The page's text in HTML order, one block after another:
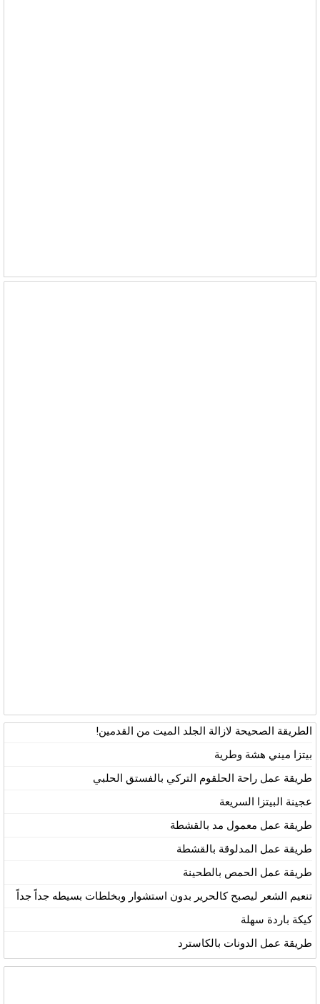
الطريقة الصحيحة لازالة الجلد الميت من القدمين!
بيتزا ميني هشة وطرية
طريقة عمل راحة الحلقوم التركي بالفستق الحلبي
عجينة البيتزا السريعة
طريقة عمل معمول مد بالقشطة
طريقة عمل المدلوقة بالقشطة
طريقة عمل الحمص بالطحينة
تنعيم الشعر ليصبح كالحرير بدون استشوار وبخلطات بسيطه جداً جداً
كيكة باردة سهلة
طريقة عمل الدونات بالكاسترد